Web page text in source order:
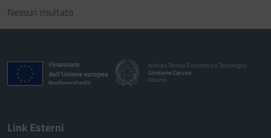
Nessun risultato
Istituto Tecnico Economico e Tecnologico
Girolamo Caruso
Alcamo
Link Esterni